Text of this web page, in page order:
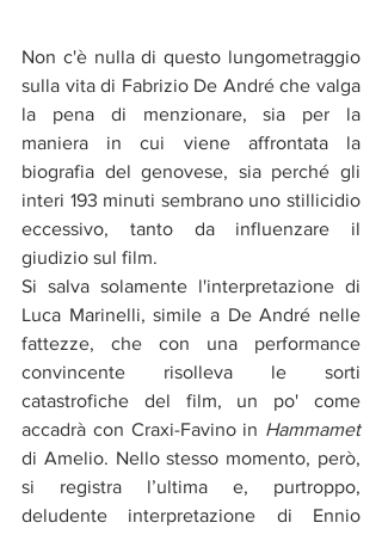
Non c'è nulla di questo lungometraggio
sulla vita di Fabrizio De André che valga
la pena di menzionare, sia per la
maniera in cui viene affrontata la
biografia del genovese, sia perché gli
interi 193 minuti sembrano uno stillicidio
eccessivo, tanto da influenzare il
giudizio sul film.
Si salva solamente l'interpretazione di
Luca Marinelli, simile a De André nelle
fattezze, che con una performance
convincente risolleva le sorti
catastrofiche del film, un po' come
accadrà con Craxi-Favino in Hammamet
di Amelio. Nello stesso momento, però,
si registra l’ultima e, purtroppo,
deludente interpretazione di Ennio